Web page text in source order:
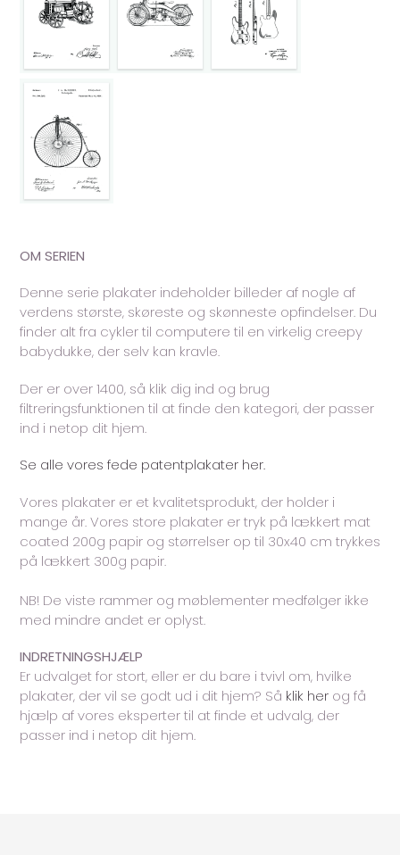
OM SERIEN
Denne serie plakater indeholder billeder af nogle af
verdens største, skøreste og skønneste opfindelser. Du
finder alt fra cykler til computere til en virkelig creepy
babydukke, der selv kan kravle.
Der er over 1400, så klik dig ind og brug
filtreringsfunktionen til at finde den kategori, der passer
ind i netop dit hjem.
Se alle vores fede patentplakater her.
Vores plakater er et kvalitetsprodukt, der holder i
mange år. Vores store plakater er tryk på lækkert mat
coated 200g papir og størrelser op til 30x40 cm trykkes
på lækkert 300g papir.
NB! De viste rammer og møblementer medfølger ikke
med mindre andet er oplyst.
INDRETNINGSHJÆLP
Er udvalget for stort, eller er du bare i tvivl om, hvilke
plakater, der vil se godt ud i dit hjem? Så klik her og få
hjælp af vores eksperter til at finde et udvalg, der
passer ind i netop dit hjem.